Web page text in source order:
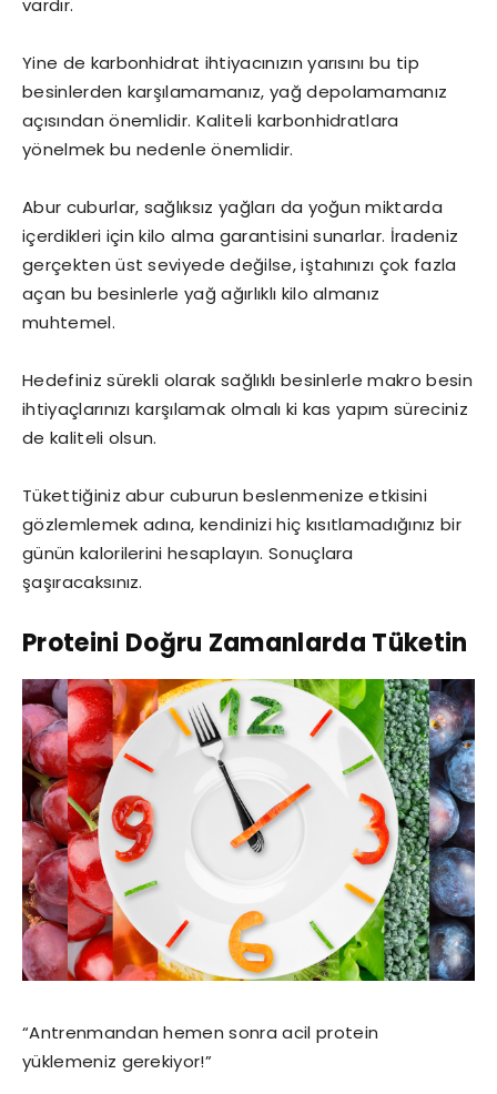
vardır.
Yine de karbonhidrat ihtiyacınızın yarısını bu tip
besinlerden karşılamamanız, yağ depolamamanız
açısından önemlidir. Kaliteli karbonhidratlara
yönelmek bu nedenle önemlidir.
Abur cuburlar, sağlıksız yağları da yoğun miktarda
içerdikleri için kilo alma garantisini sunarlar. İradeniz
gerçekten üst seviyede değilse, iştahınızı çok fazla
açan bu besinlerle yağ ağırlıklı kilo almanız
muhtemel.
Hedefiniz sürekli olarak sağlıklı besinlerle makro besin
ihtiyaçlarınızı karşılamak olmalı ki kas yapım süreciniz
de kaliteli olsun.
Tükettiğiniz abur cuburun beslenmenize etkisini
gözlemlemek adına, kendinizi hiç kısıtlamadığınız bir
günün kalorilerini hesaplayın. Sonuçlara
şaşıracaksınız.
Proteini Doğru Zamanlarda Tüketin
“Antrenmandan hemen sonra acil protein
yüklemeniz gerekiyor!”